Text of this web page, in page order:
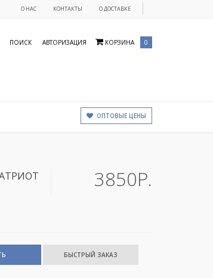
О НАС КОНТАКТЫ О ДОСТАВКЕ
ПОИСК АВТОРИЗАЦИЯ КОРЗИНА 0
ОПТОВЫЕ ЦЕНЫ
3850Р.